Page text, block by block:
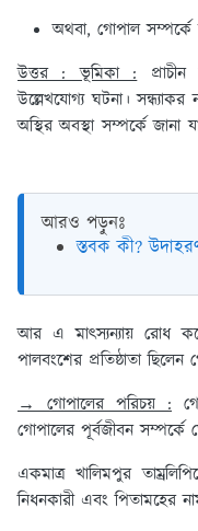
অথবা, গোপাল সম্পর্কে
উত্তর : ভূমিকা :প্রাচীন
উল্লেখযোগ্য ঘটনা।
অস্থির অবস্থা সম্পর্কে জানা
আরও পড়ুনঃ
স্তবক কী?
আর এ মাৎস্যন্যায় রোধ
পালবংশের প্রতিষ্ঠাতা
→ গোপালের পরিচয় :
গোপালের পূর্বজীবন সম্পর্কে
একমাত্র খালিমপুর
নিধনকারী এবং পিতামহের